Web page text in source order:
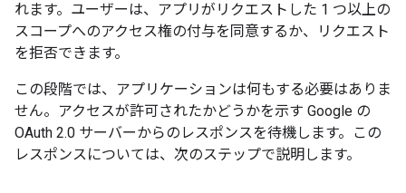
れます。ユーザーは、アプリがリクエストした 1 つ以上の
スコープへのアクセス権の付与を同意するか、リクエスト
を拒否できます。
この段階では、アプリケーションは何もする必要はありま
せん。アクセスが許可されたかどうかを示す Google の
OAuth 2.0 サーバーからのレスポンスを待機します。この
レスポンスについては、次のステップで説明します。